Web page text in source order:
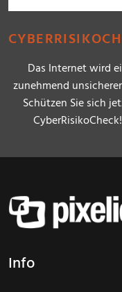
Das Internet wird
zunehmend
Schützen Sie sich
CyberRisikoCheck!
Info